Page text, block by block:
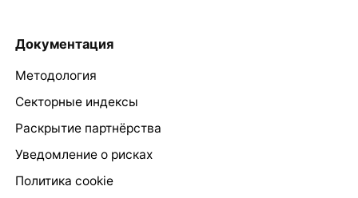
Документация
Методология
Секторные индексы
Раскрытие партнёрства
Уведомление о рисках
Политика cookie